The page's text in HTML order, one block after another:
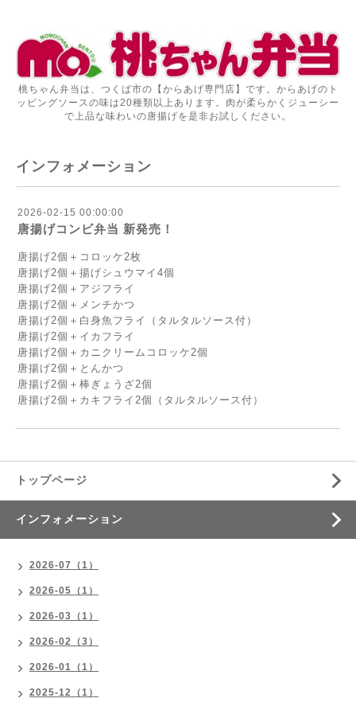
桃ちゃん弁当は、つくば市の【からあげ専門店】です。からあげのト
ッピングソースの味は20種類以上あります。肉が柔らかくジューシー
で上品な味わいの唐揚げを是非お試しください。
インフォメーション
2026-02-15 00:00:00
唐揚げコンビ弁当 新発売！
唐揚げ2個＋コロッケ2枚
唐揚げ2個＋揚げシュウマイ4個
唐揚げ2個＋アジフライ
唐揚げ2個＋メンチかつ
唐揚げ2個＋白身魚フライ（タルタルソース付）
唐揚げ2個＋イカフライ
唐揚げ2個＋カニクリームコロッケ2個
唐揚げ2個＋とんかつ
唐揚げ2個＋棒ぎょうざ2個
唐揚げ2個＋カキフライ2個（タルタルソース付）
トップページ
インフォメーション
2026-07（1）
2026-05（1）
2026-03（1）
2026-02（3）
2026-01（1）
2025-12（1）